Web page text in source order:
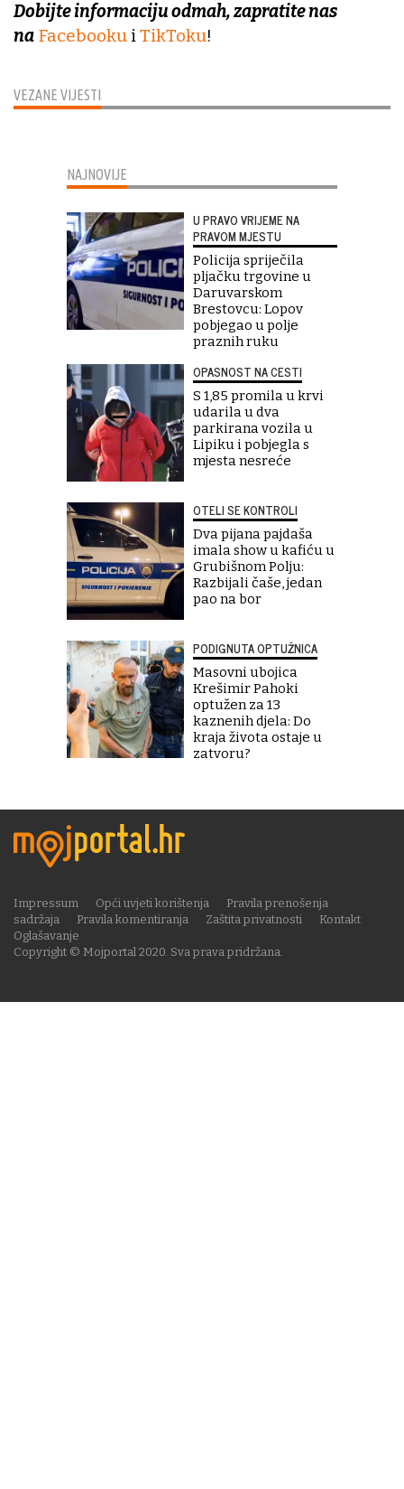
VEZANE VIJESTI
Dobijte informaciju odmah, zapratite nas
na FacebookuiTikToku!
NAJNOVIJE
U PRAVO VRIJEME NA
PRAVOM MJESTU
Policija spriječila
pljačku trgovine u
Daruvarskom
Brestovcu: Lopov
pobjegao u polje
praznih ruku
OPASNOST NA CESTI
S 1,85 promila u krvi
udarila u dva
parkirana vozila u
Lipiku i pobjegla s
mjesta nesreće
OTELI SE KONTROLI
Dva pijana pajdaša
imala show u kafiću u
Grubišnom Polju:
Razbijali čaše, jedan
pao na bor
PODIGNUTA OPTUŽNICA
Masovni ubojica
Krešimir Pahoki
optužen za 13
kaznenih djela: Do
kraja života ostaje u
zatvoru?
Copyright © Mojportal 2020. Sva prava pridržana.
Impressum Opći uvjeti korištenja
Pravila prenošenja
sadržaja
Pravila komentiranja Zaštita privatnosti
Kontakt
Oglašavanje